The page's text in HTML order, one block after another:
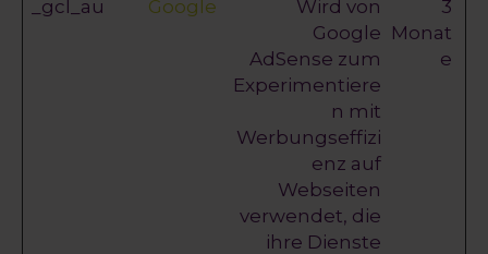
_gcl_au
Google
Wird von
Google
AdSense zum
Experimentiere
n mit
Werbungseffizi
enz auf
Webseiten
verwendet, die
ihre Dienste
3
Monat
e